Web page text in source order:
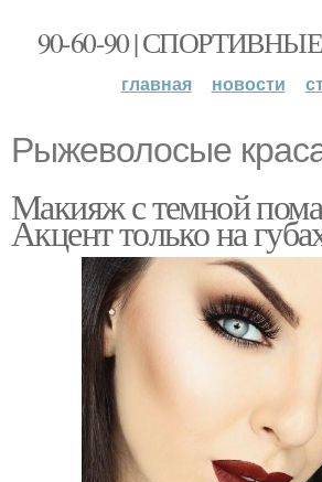
90-60-90 |
главная новости
Рыжеволосые
Макияж с темной
Акцент только на